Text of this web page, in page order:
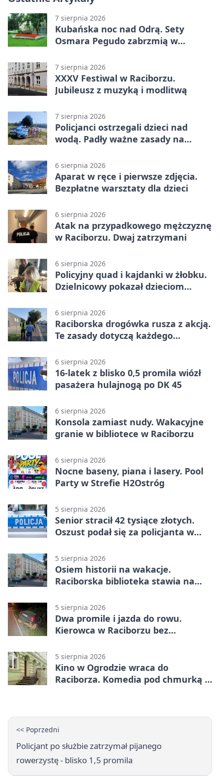
7 sierpnia 2026
Kubańska noc nad Odrą. Sety
Osmara Pegudo zabrzmią w
7 sierpnia 2026
XXXV Festiwal w Raciborzu.
Jubileusz z muzyką i modlitwą
7 sierpnia 2026
Policjanci ostrzegali dzieci nad
wodą. Padły ważne zasady na
6 sierpnia 2026
Aparat w ręce i pierwsze zdjęcia.
Bezpłatne warsztaty dla dzieci
6 sierpnia 2026
Atak na przypadkowego mężczyznę
w Raciborzu. Dwaj zatrzymani
6 sierpnia 2026
Policyjny quad i kajdanki w żłobku.
Dzielnicowy pokazał dzieciom
6 sierpnia 2026
Raciborska drogówka rusza z akcją.
Te zasady dotyczą każdego
6 sierpnia 2026
16-latek z blisko 0,5 promila wiózł
pasażera hulajnogą po DK 45
6 sierpnia 2026
Konsola zamiast nudy. Wakacyjne
granie w bibliotece w Raciborzu
6 sierpnia 2026
Nocne baseny, piana i lasery. Pool
Party w Strefie H2Ostróg
5 sierpnia 2026
Senior stracił 42 tysiące złotych.
Oszust podał się za policjanta w
5 sierpnia 2026
Osiem historii na wakacje.
Raciborska biblioteka stawia na
5 sierpnia 2026
Dwa promile i jazda do rowu.
Kierowca w Raciborzu bez
5 sierpnia 2026
Kino w Ogrodzie wraca do
Raciborza. Komedia pod chmurką w
<< Poprzedni
Policjant po służbie zatrzymał pijanego
rowerzystę - blisko 1,5 promila